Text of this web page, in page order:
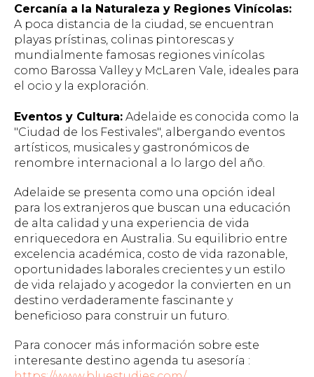
Cercanía a la Naturaleza y Regiones Vinícolas:
A poca distancia de la ciudad, se encuentran
playas prístinas, colinas pintorescas y
mundialmente famosas regiones vinícolas
como Barossa Valley y McLaren Vale, ideales para
el ocio y la exploración.
Eventos y Cultura: Adelaide es conocida como la
"Ciudad de los Festivales", albergando eventos
artísticos, musicales y gastronómicos de
renombre internacional a lo largo del año.
Adelaide se presenta como una opción ideal
para los extranjeros que buscan una educación
de alta calidad y una experiencia de vida
enriquecedora en Australia. Su equilibrio entre
excelencia académica, costo de vida razonable,
oportunidades laborales crecientes y un estilo
de vida relajado y acogedor la convierten en un
destino verdaderamente fascinante y
beneficioso para construir un futuro.
Para conocer más información sobre este
interesante destino agenda tu asesoría :